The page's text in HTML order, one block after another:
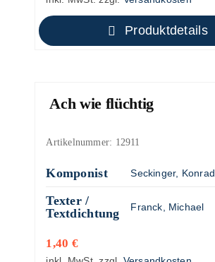
Produktdetails
Ach wie flüchtig
Artikelnummer: 12911
Komponist Seckinger, Konrad
Texter /
Textdichtung
Franck, Michael
1,40 €